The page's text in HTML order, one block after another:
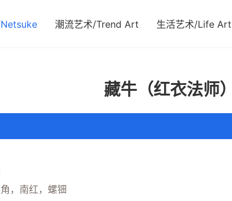
潮流艺术/Trend Art 生活艺术/Life Art
藏牛（红衣法师）
，南红，螺钿